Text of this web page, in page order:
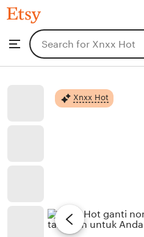
Xnxx
Hot
Browse
Search
for
items
Xnxx Hot